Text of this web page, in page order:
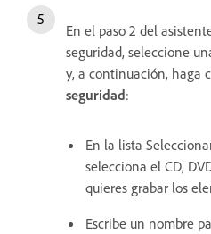
En el paso 2 del
seguridad, seleccione
y, a continuación, haga
seguridad:
En la lista
selecciona el CD,
quieres grabar los
Escribe un nombre